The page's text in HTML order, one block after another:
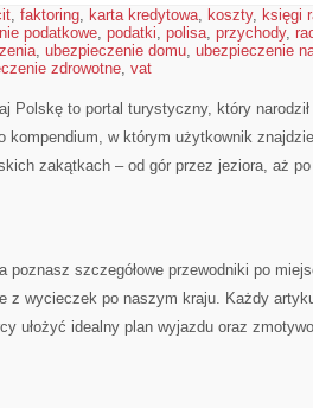
, faktoring, karta kredytowa, koszty, księgi
podatkowe, podatki, polisa, przychody,
, ubezpieczenie domu, ubezpieczenie
zdrowotne, vat
Polskę to portal turystyczny, który
kompendium, w którym użytkownik
zakątkach – od gór przez jeziora, aż
poznasz szczegółowe przewodniki po
z wycieczek po naszym kraju. Każdy
ułożyć idealny plan wyjazdu oraz